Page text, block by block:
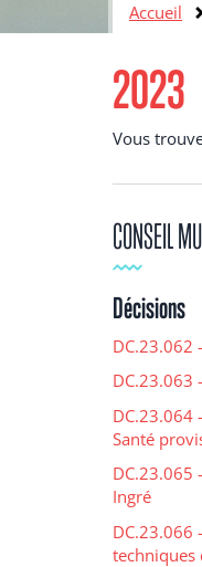
Accueil
2023
Vous
CONSEIL
Décisions
DC.23.062
DC.23.063
DC.23.064
Santé
DC.23.065
Ingré
DC.23.066
techniques